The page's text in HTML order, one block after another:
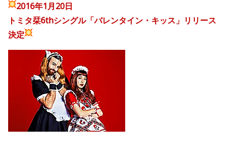
2016年1月20日
トミタ栞6thシングル「バレンタイン・キッス」リリース
決定